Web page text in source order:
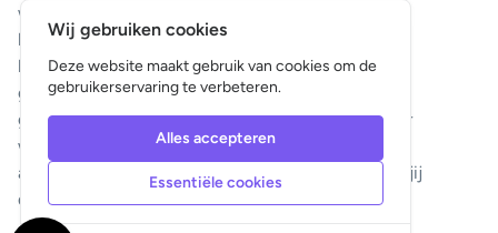
wetgeving, zoals de AVG (GDPR), verplicht
bedrijven transparant te zijn. Om organisaties te
helpen beter met toestemming en tracking om te
gaan, heeft Google Consent Mode v2
geïntroduceerd. Deze update verandert de manier
waarop websites omgaan met marketing- en
analysetools, en heeft directe gevolgen voor hoe jij
data verzamelt en campagnes optimaliseert.
Wij gebruiken cookies
Deze website maakt gebruik van cookies om de
gebruikerservaring te verbeteren.
Alles accepteren
Essentiële cookies